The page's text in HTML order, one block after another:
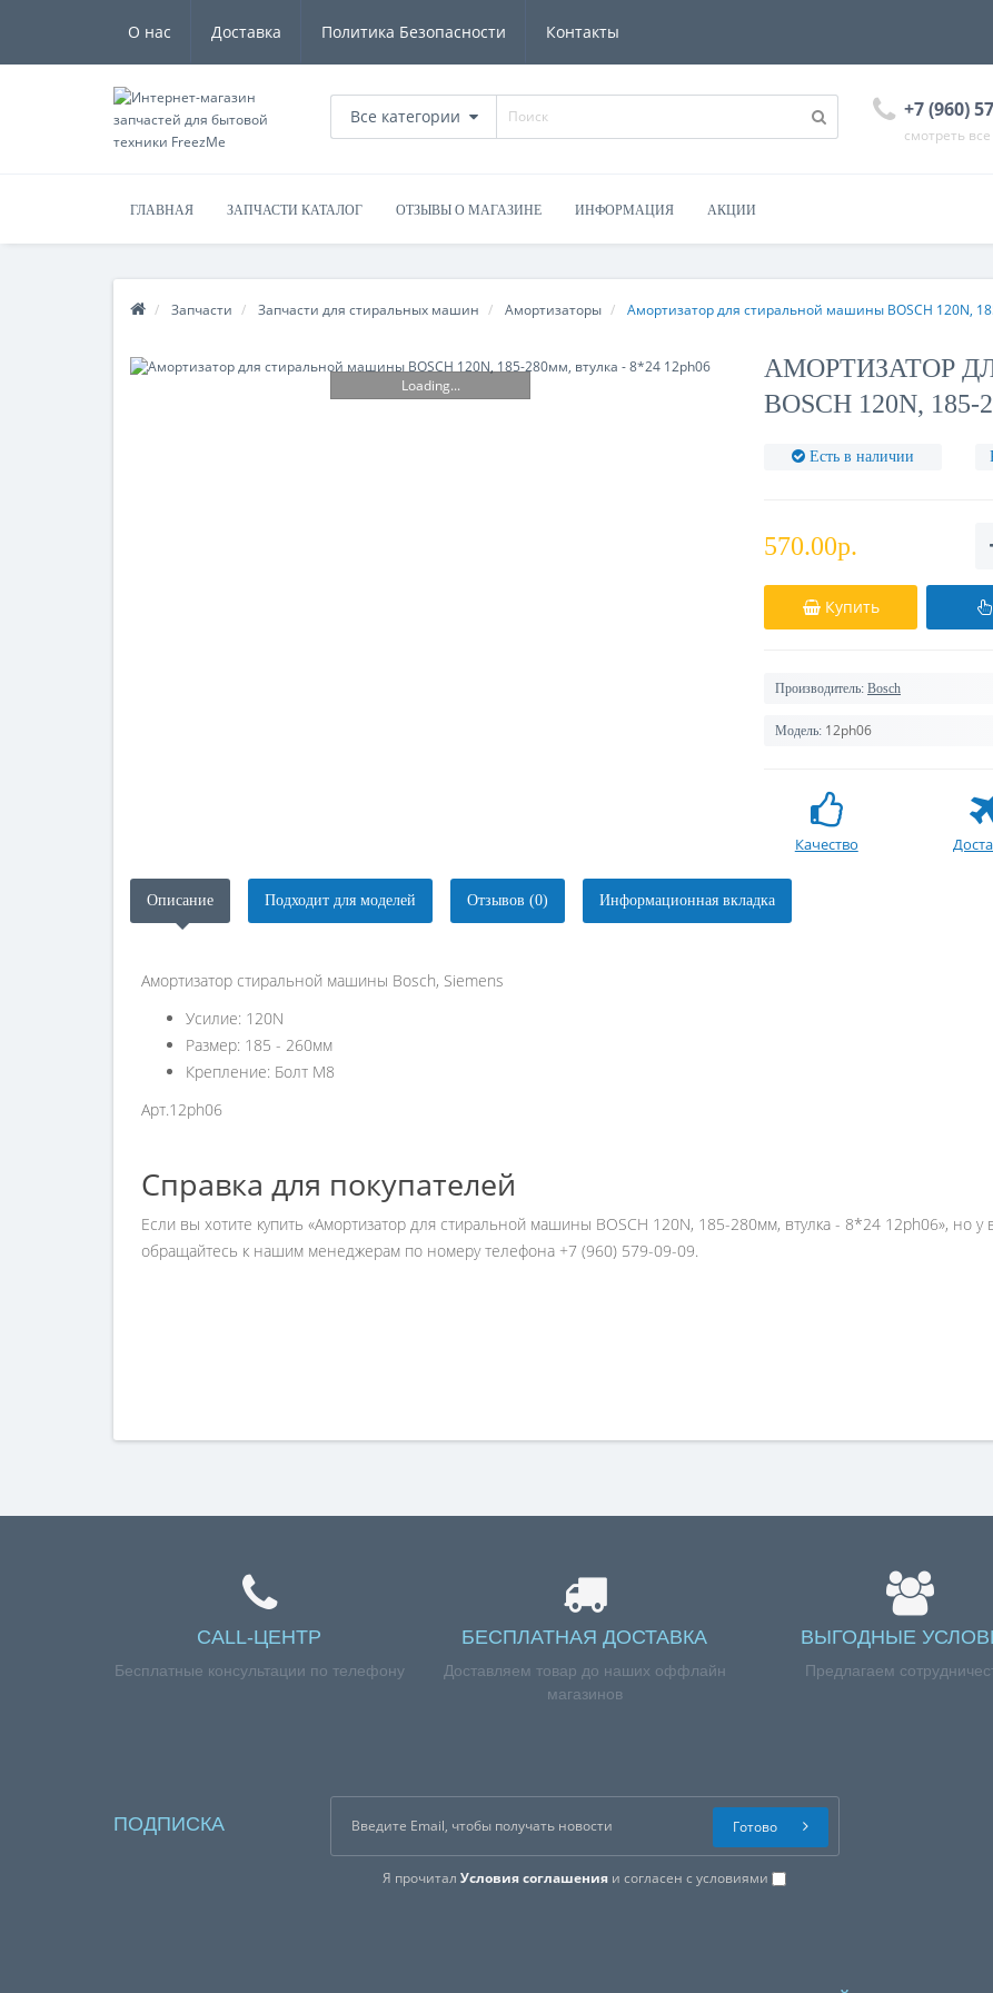
О нас Доставка Политика Безопасности Контакты
Все категории +7 (960)
смотреть все
ГЛАВНАЯ ЗАПЧАСТИ КАТАЛОГ ОТЗЫВЫ О МАГАЗИНЕ ИНФОРМАЦИЯ АКЦИИ
Запчасти Запчасти для стиральных машин Амортизаторы Амортизатор для стиральной машины BOSCH 120N,
Loading...
АМОРТИЗАТОР
BOSCH 120N,
Есть в наличии
570.00р.
Купить
Производитель: Bosch
Модель: 12ph06
Качество
Описание Подходит для моделей Отзывов (0) Информационная вкладка
Амортизатор стиральной машины Bosch, Siemens
Усилие: 120N
Размер: 185 - 260мм
Крепление: Болт М8
Арт.12ph06
Справка для покупателей
Если вы хотите купить «Амортизатор для стиральной машины BOSCH 120N, 185-280мм, втулка - 8*24 12ph06», но у
обращайтесь к нашим менеджерам по номеру телефона +7 (960) 579-09-09.
CALL-ЦЕНТР
Бесплатные консультации по телефону
БЕСПЛАТНАЯ ДОСТАВКА
Доставляем товар до наших оффлайн
магазинов
ВЫГОДНЫЕ
Предлагаем
ПОДПИСКА
Я прочиталУсловия соглашения и согласен с условиями
Готово